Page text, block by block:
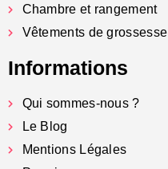
Chambre et rangement
Vêtements de grossesse
Informations
Qui sommes-nous ?
Le Blog
Mentions Légales